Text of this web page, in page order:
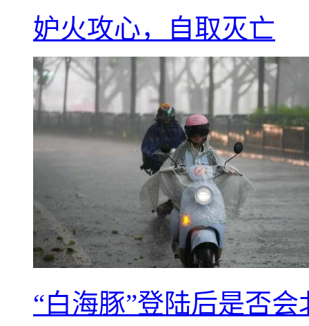
妒火攻心，自取灭亡
“白海豚”登陆后是否